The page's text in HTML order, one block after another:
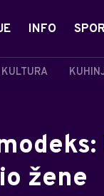
INFO
KULTURA
žene